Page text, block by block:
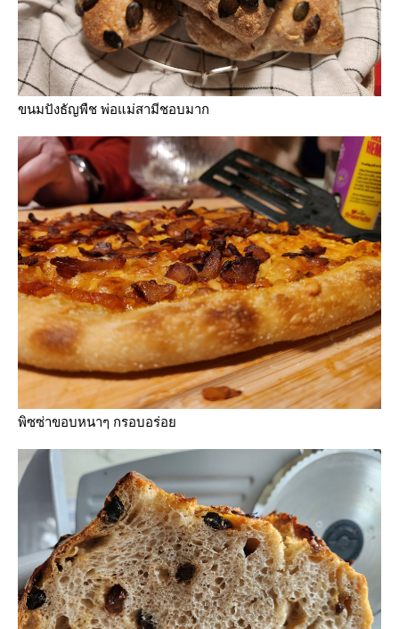
ขนมปังธัญพืช พ่อแม่สามีชอบมาก
พิซซ่าขอบหนาๆ กรอบอร่อ